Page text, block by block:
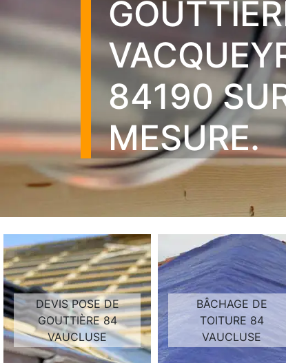
84190
MESURE.
DEVIS POSE DE
GOUTTIÈRE 84
VAUCLUSE
BÂCHAGE DE
TOITURE 84
VAUCLUSE